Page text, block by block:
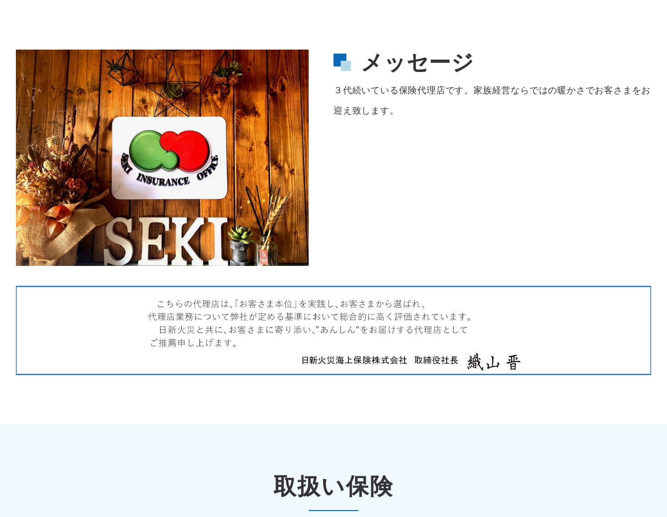
メッセージ
３代続いている保険代理店です。家族経営ならではの暖かさでお客さまをお
迎え致します。
取扱い保険